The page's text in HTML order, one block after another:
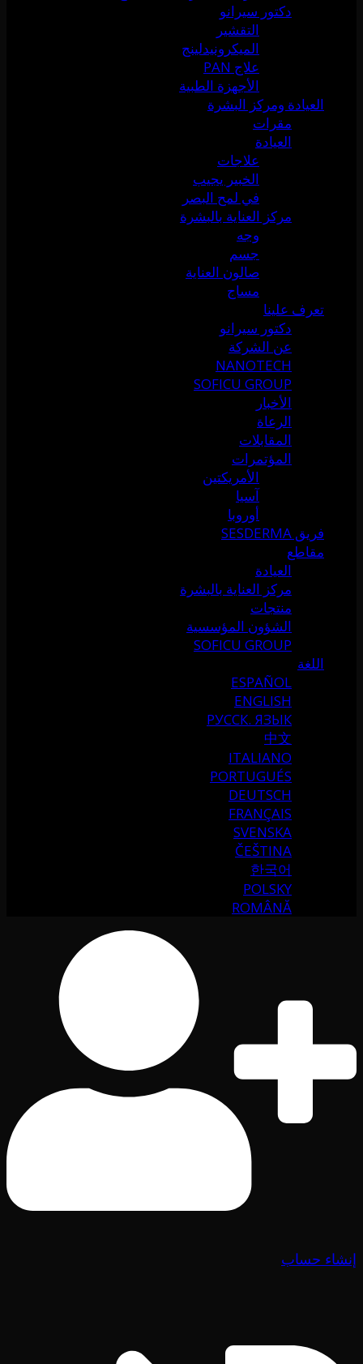
دكتور سيرانو
التقشير
الميكرونيدلينج
علاج PAN
الأجهزة الطبية
العيادة ومركز البشرة
مقرات
العيادة
علاجات
الخبير يجيب
في لمح البصر
مركز العناية بالبشرة
وجه
جسم
صالون العناية
مساج
تعرف علينا
دكتور سيرانو
عن الشركة
NANOTECH
SOFICU GROUP
الأخبار
الرعاة
المقابلات
المؤتمرات
الأمريكتين
آسيا
أوروبا
فريق SESDERMA
مقاطع
العيادة
مركز العناية بالبشرة
منتجات
الشؤون المؤسسية
SOFICU GROUP
اللغة
ESPAÑOL
ENGLISH
РУССК. ЯЗЫК
中文
ITALIANO
PORTUGUÉS
DEUTSCH
FRANÇAIS
SVENSKA
ČEŠTINA
한국어
POLSKY
ROMÂNĂ
إنشاء حساب